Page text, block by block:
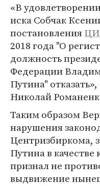
«В
иска Собчак
постановления
2018 года "О
должность
Федерации
Путина"
Николай
Таким образом
нарушения
Центризбиркома,
Путина в
признал не
выдвижение